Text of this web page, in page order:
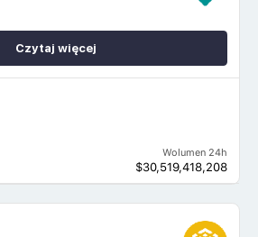
Wolumen 24h
$30,519,418,208
Czytaj więcej